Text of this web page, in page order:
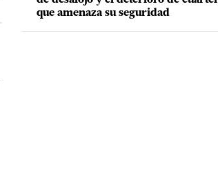
que amenaza su seguridad